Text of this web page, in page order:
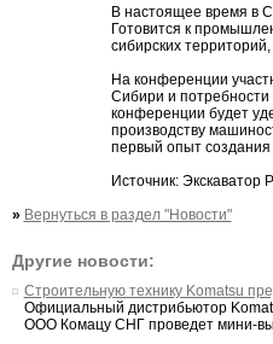
В настоящее время в
Готовится к
сибирских
На конференции
Сибири и потребности
конференции будет
производству
первый опыт
Источник: Экскаватор
» Вернуться в раздел "Новости"
Другие новости:
Строительную технику Komatsu
Официальный дистрибьютор
ООО Комацу СНГ проведет мини-